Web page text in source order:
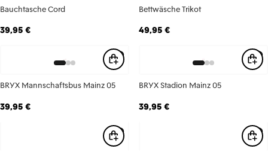
Bauchtasche Cord
39,95 €
Bettwäsche Trikot
49,95 €
BRYX Mannschaftsbus Mainz 05
39,95 €
BRYX Stadion Mainz 05
39,95 €